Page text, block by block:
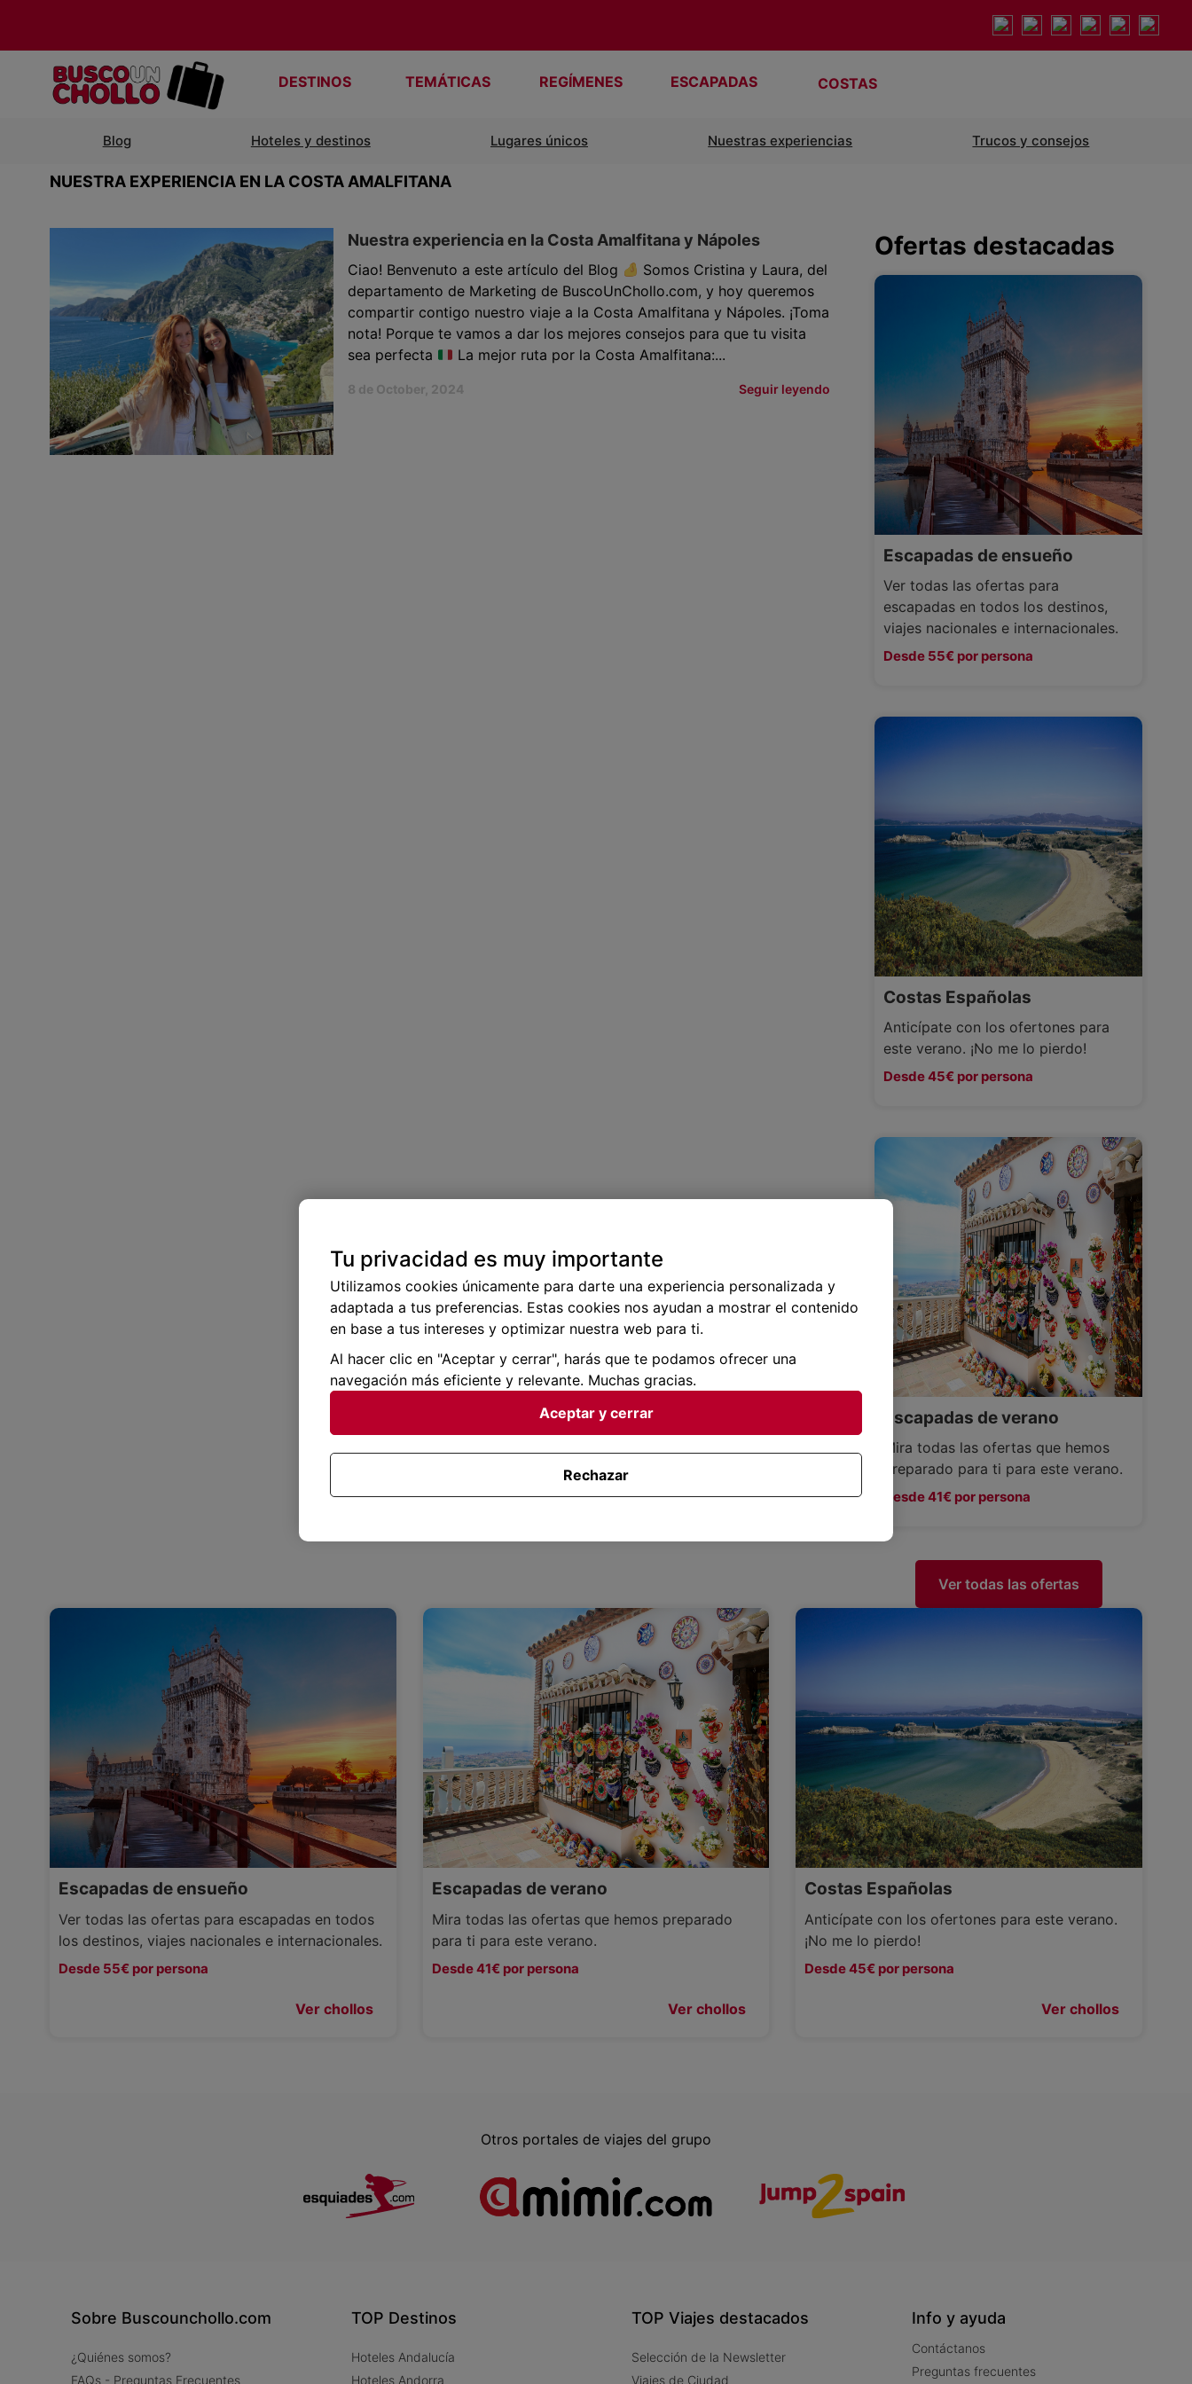
DESTINOS TEMÁTICAS REGÍMENES ESCAPADAS COSTAS
Blog Hoteles y destinos Lugares únicos Nuestras experiencias Trucos y consejos
NUESTRA EXPERIENCIA EN LA COSTA AMALFITANA
Nuestra experiencia en la Costa Amalfitana y Nápoles
Ciao! Benvenuto a este artículo del Blog
Somos Cristina y Laura, del
departamento de Marketing de BuscoUnChollo.com, y hoy queremos
compartir contigo nuestro viaje a la Costa Amalfitana y Nápoles. ¡Toma
nota! Porque te vamos a dar los mejores consejos para que tu visita
sea perfecta
La mejor ruta por la Costa Amalfitana:...
8 de October, 2024 Seguir leyendo
Ofertas destacadas
Escapadas de ensueño
Ver todas las ofertas para
escapadas en todos los destinos,
viajes nacionales e internacionales.
Desde 55€ por persona
Costas Españolas
Anticípate con los ofertones para
este verano. ¡No me lo pierdo!
Desde 45€ por persona
Escapadas de verano
Mira todas las ofertas que hemos
preparado para ti para este verano.
Desde 41€ por persona
Ver todas las ofertas
Escapadas de ensueño
Ver todas las ofertas para escapadas en todos
los destinos, viajes nacionales e internacionales.
Desde 55€ por persona
Ver chollos
Escapadas de verano
Mira todas las ofertas que hemos preparado
para ti para este verano.
Desde 41€ por persona
Ver chollos
Costas Españolas
Anticípate con los ofertones para este verano.
¡No me lo pierdo!
Desde 45€ por persona
Ver chollos
Otros portales de viajes del grupo
Sobre Buscounchollo.com
¿Quiénes somos?
FAQs - Preguntas Frecuentes
TOP Destinos
Hoteles Andalucía
Hoteles Andorra
TOP Viajes destacados
Selección de la Newsletter
Viajes de Ciudad
Info y ayuda
Contáctanos
Preguntas frecuentes
Tu privacidad es muy importante
Utilizamos cookies únicamente para darte una experiencia personalizada y
adaptada a tus preferencias. Estas cookies nos ayudan a mostrar el contenido
en base a tus intereses y optimizar nuestra web para ti.
Al hacer clic en "Aceptar y cerrar", harás que te podamos ofrecer una
navegación más eficiente y relevante. Muchas gracias.
Aceptar y cerrar
Rechazar